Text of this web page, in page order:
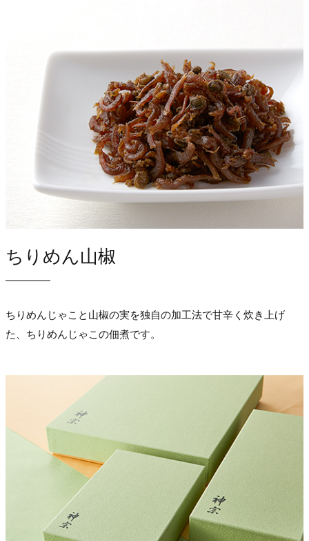
ちりめん山椒
ちりめんじゃこと山椒の実を独自の加工法で甘辛く炊き上げ
た、ちりめんじゃこの佃煮です。